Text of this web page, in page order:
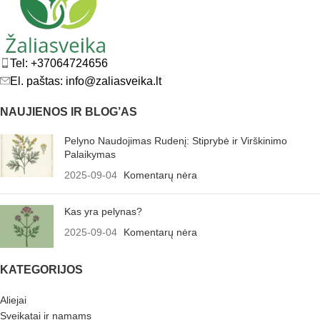
Tel: +37064724656
El. paštas: info@zaliasveika.lt
NAUJIENOS IR BLOG’AS
Pelyno Naudojimas Rudenį: Stiprybė ir Virškinimo
Palaikymas
2025-09-04
Komentarų nėra
Kas yra pelynas?
2025-09-04
Komentarų nėra
KATEGORIJOS
Aliejai
Sveikatai ir namams